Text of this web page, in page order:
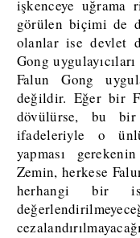
işkenceye uğrama
görülen biçimi de
olanlar ise devlet
Gong
Falun Gong
değildir. Eğer bir
dövülürse, bu
ifadeleriyle o
yapması
Zemin, herkese
herhangi bir